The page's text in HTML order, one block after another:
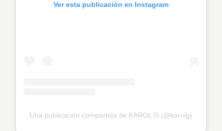
Ver esta publicación en Instagram
Una publicación compartida de KAROL G (@karolg)